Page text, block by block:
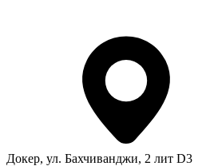
Докер, ул. Бахчиванджи, 2 лит D3